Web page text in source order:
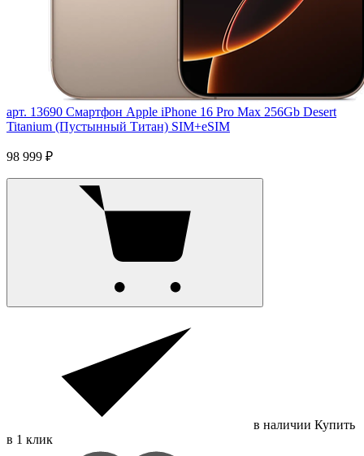
арт. 13690 Смартфон Apple iPhone 16 Pro Max 256Gb Desert
Titanium (Пустынный Титан) SIM+eSIM
98 999 ₽
в наличии Купить
в 1 клик